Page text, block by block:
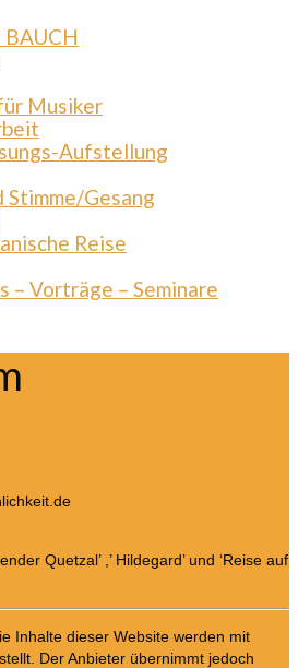
BAUCH
Musiker
Aufstellung
Stimme/Gesang
Reise
– Vorträge – Seminare
Quetzal’ ,’ Hildegard’ und ‘Reise auf
Inhalte dieser Website werden mit
Der Anbieter übernimmt jedoch